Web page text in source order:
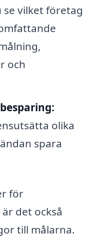
vilket företag
och
olika
spara
för
det också
till målarna.